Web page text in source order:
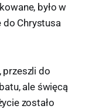
było w
do Chrystusa
przeszli do
ale święcą
zostało